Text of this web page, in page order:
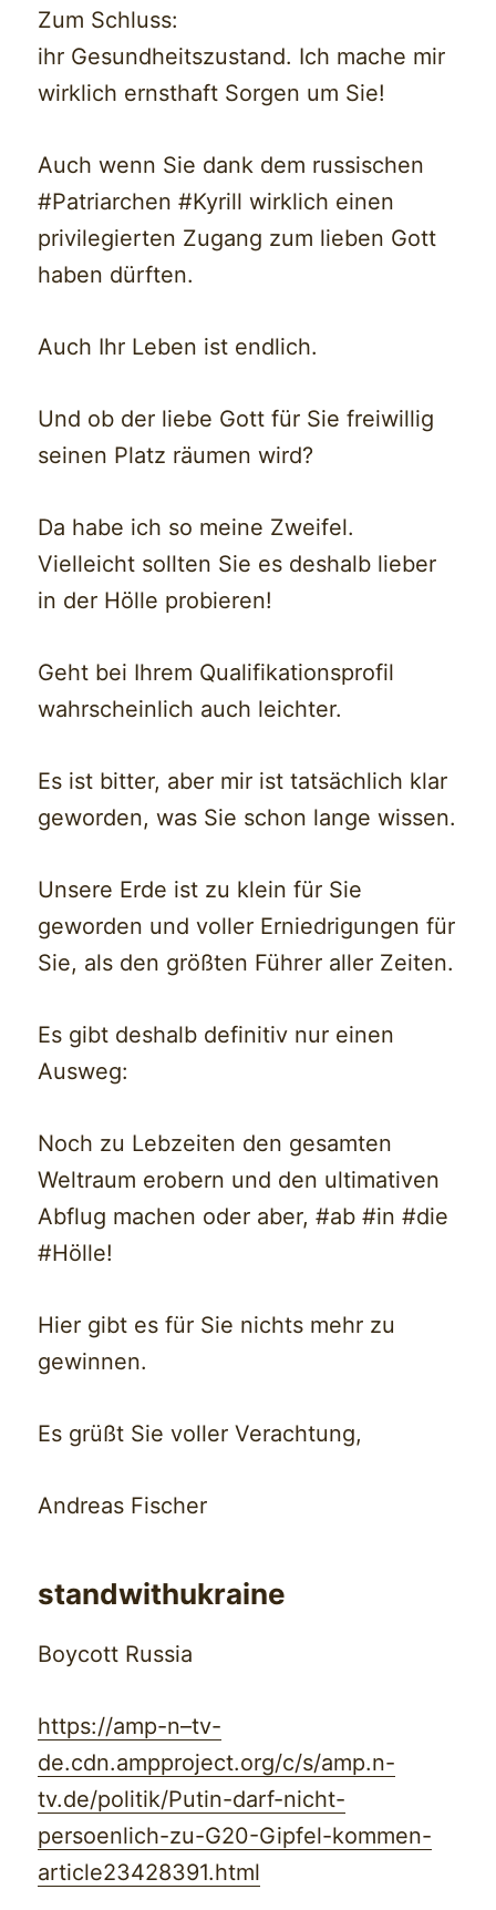
Zum Schluss:
ihr Gesundheitszustand. Ich mache mir
wirklich ernsthaft Sorgen um Sie!
Auch wenn Sie dank dem russischen
#Patriarchen #Kyrill wirklich einen
privilegierten Zugang zum lieben Gott
haben dürften.
Auch Ihr Leben ist endlich.
Und ob der liebe Gott für Sie freiwillig
seinen Platz räumen wird?
Da habe ich so meine Zweifel.
Vielleicht sollten Sie es deshalb lieber
in der Hölle probieren!
Geht bei Ihrem Qualifikationsprofil
wahrscheinlich auch leichter.
Es ist bitter, aber mir ist tatsächlich klar
geworden, was Sie schon lange wissen.
Unsere Erde ist zu klein für Sie
geworden und voller Erniedrigungen für
Sie, als den größten Führer aller Zeiten.
Es gibt deshalb definitiv nur einen
Ausweg:
Noch zu Lebzeiten den gesamten
Weltraum erobern und den ultimativen
Abflug machen oder aber, #ab #in #die
#Hölle!
Hier gibt es für Sie nichts mehr zu
gewinnen.
Es grüßt Sie voller Verachtung,
Andreas Fischer
standwithukraine
Boycott Russia
https://amp-n–tv-
de.cdn.ampproject.org/c/s/amp.n-
tv.de/politik/Putin-darf-nicht-
persoenlich-zu-G20-Gipfel-kommen-
article23428391.html